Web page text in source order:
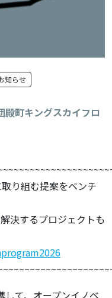
知らせ
町キングスカイフロ
り組む提案をベンチ
決するプロジェクトも
て、オープンイノベ